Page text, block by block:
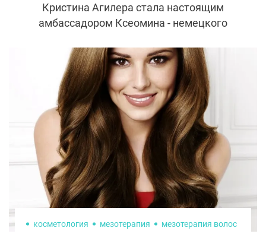
Кристина Агилера стала настоящим
амбассадором Ксеомина - немецкого
Как объясняет сама певица, она долго
искала такое средство, которое помогло
бы выглядеть лучше на сцене и в жизни
без эффекта «обездвиженного
замороженного лица».
косметология мезотерапия мезотерапия волос